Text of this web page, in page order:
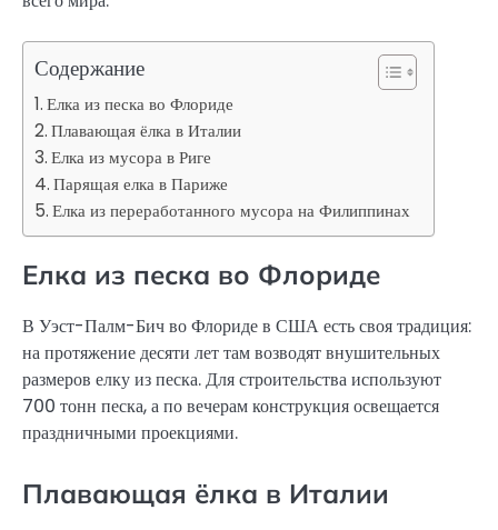
Содержание
Елка из песка во Флориде
Плавающая ёлка в Италии
Елка из мусора в Риге
Парящая елка в Париже
Елка из переработанного мусора на Филиппинах
Елка из песка во Флориде
В Уэст-Палм-Бич во Флориде в США есть своя традиция:
на протяжение десяти лет там возводят внушительных
размеров елку из песка. Для строительства используют
700 тонн песка, а по вечерам конструкция освещается
праздничными проекциями.
Плавающая ёлка в Италии